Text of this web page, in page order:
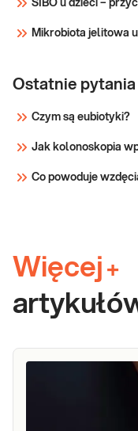
SIBO u dzieci –
Mikrobiota jelitowa
Ostatnie
Czym są eubiotyki?
Jak kolonoskopia
Co powoduje
Więcej +